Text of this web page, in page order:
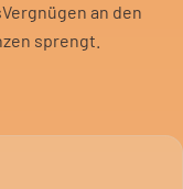
an den
sprengt.
Szene seit den
Beats.